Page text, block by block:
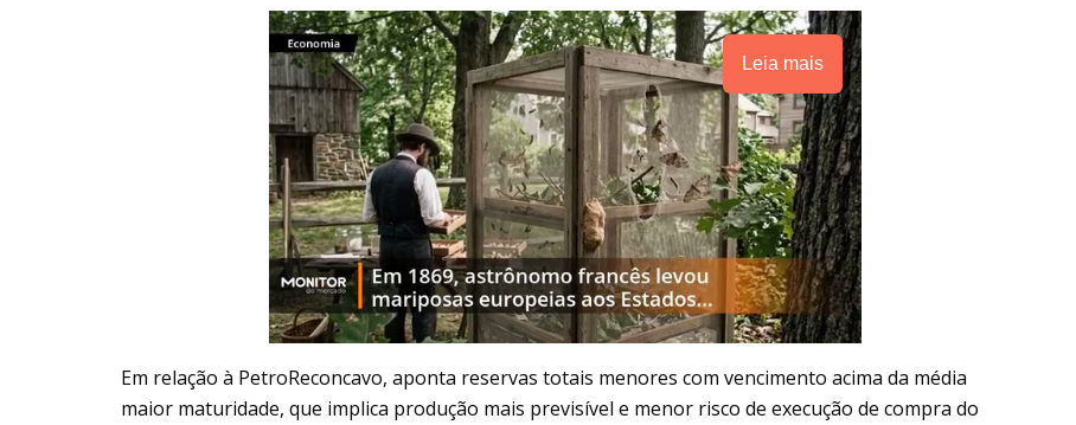
Leia mais
Em relação à PetroReconcavo, aponta reservas totais menores com vencimento acima da média
maior maturidade, que implica produção mais previsível e menor risco de execução de compra do